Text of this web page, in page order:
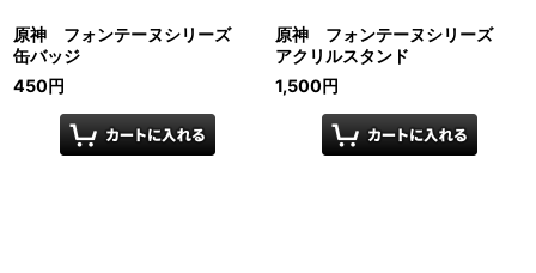
原神 フォンテーヌシリーズ
缶バッジ
450円
原神 フォンテーヌシリーズ
アクリルスタンド
1,500円